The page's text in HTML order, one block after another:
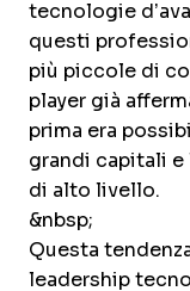
tecnologie
questi
più piccole di
player già
prima era
grandi capitali
di alto livello.
&nbsp;
Questa
leadership